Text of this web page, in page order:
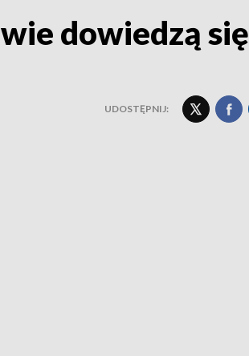
dowiedzą się
UDOSTĘPNIJ: